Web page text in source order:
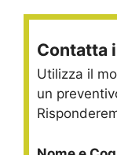
Contatta
Utilizza il
un